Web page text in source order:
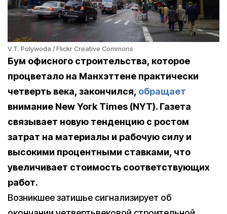
V.T. Polywoda / Flickr Creative Commons
Бум офисного строительства, которое
процветало на Манхэттене практически
четверть века, закончился, обращает
внимание New York Times (NYT). Газета
связывает новую тенденцию с ростом
затрат на материалы и рабочую силу и
высокими процентными ставками, что
увеличивает стоимость соответствующих
работ.
Возникшее затишье сигнализирует об